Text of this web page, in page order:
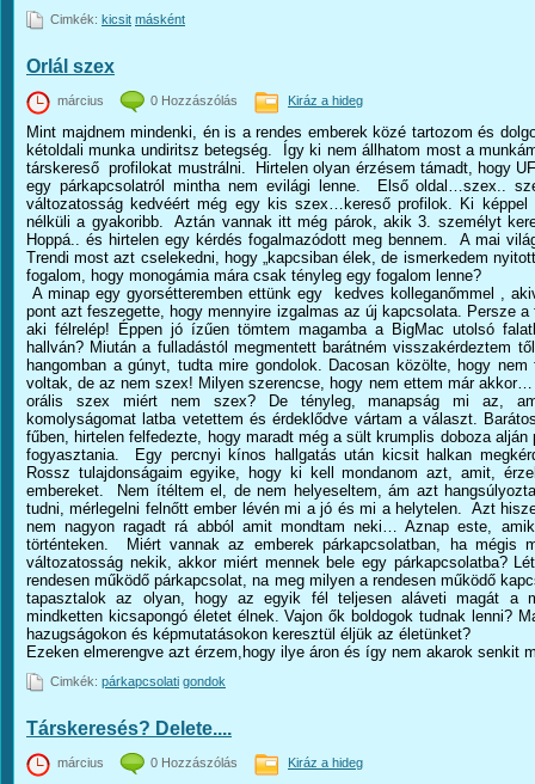
Cimkék: kicsit másként
Orlál szex
március 0 Hozzászólás Kiráz a hideg
Mint majdnem mindenki, én is a rendes emberek közé tartozom és
kétoldali munka undiritsz betegség. Így ki nem állhatom most a
társkereső profilokat mustrálni. Hirtelen olyan érzésem támadt, hogy
egy párkapcsolatról mintha nem evilági lenne. Első
változatosság kedvéért még egy kis szex…kereső profilok. Ki
nélküli a gyakoribb. Aztán vannak itt még párok, akik 3. személyt
Hoppá.. és hirtelen egy kérdés fogalmazódott meg bennem. A mai
Trendi most azt cselekedni, hogy „kapcsiban élek, de ismerkedem
fogalom, hogy monogámia mára csak tényleg egy fogalom lenne?
A minap egy gyorsétteremben ettünk egy kedves kolleganőmmel ,
pont azt feszegette, hogy mennyire izgalmas az új kapcsolata. Persze
aki félrelép! Éppen jó ízűen tömtem magamba a BigMac utolsó
hallván? Miután a fulladástól megmentett barátném visszakérdeztem
hangomban a gúnyt, tudta mire gondolok. Dacosan közölte, hogy
voltak, de az nem szex! Milyen szerencse, hogy nem ettem már
orális szex miért nem szex? De tényleg, manapság mi az,
komolyságomat latba vetettem és érdeklődve vártam a választ.
fűben, hirtelen felfedezte, hogy maradt még a sült krumplis doboza
fogyasztania. Egy percnyi kínos hallgatás után kicsit halkan
Rossz tulajdonságaim egyike, hogy ki kell mondanom azt, amit,
embereket. Nem ítéltem el, de nem helyeseltem, ám azt
tudni, mérlegelni felnőtt ember lévén mi a jó és mi a helytelen. Azt
nem nagyon ragadt rá abból amit mondtam neki… Aznap este,
történteken. Miért vannak az emberek párkapcsolatban, ha mégis
változatosság nekik, akkor miért mennek bele egy párkapcsolatba?
rendesen működő párkapcsolat, na meg milyen a rendesen működő
tapasztalok az olyan, hogy az egyik fél teljesen aláveti magát a
mindketten kicsapongó életet élnek. Vajon ők boldogok tudnak lenni?
hazugságokon és képmutatásokon keresztül éljük az életünket?
Ezeken elmerengve azt érzem,hogy ilye áron és így nem akarok senkit
Cimkék: párkapcsolati gondok
Társkeresés? Delete....
március 0 Hozzászólás Kiráz a hideg